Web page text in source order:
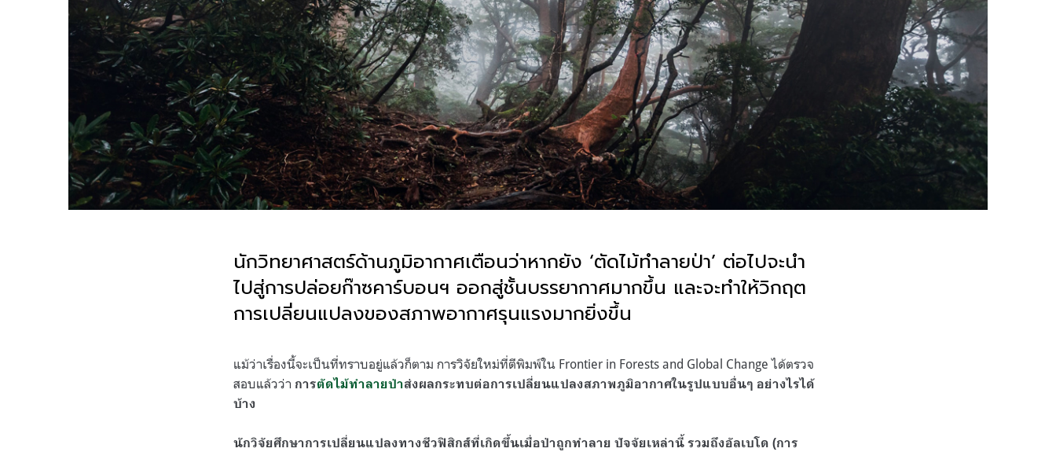
นักวิทยาศาสตร์ด้านภูมิอากาศเตือนว่าหากยัง ‘ตัดไม้ทำลายป่า’ ต่อไปจะนำ
ไปสู่การปล่อยก๊าซคาร์บอนฯ ออกสู่ชั้นบรรยากาศมากขึ้น และจะทำให้วิกฤต
การเปลี่ยนแปลงของสภาพอากาศรุนแรงมากยิ่งขึ้น
แม้ว่าเรื่องนี้จะเป็นที่ทราบอยู่แล้วก็ตาม การวิจัยใหม่ที่ตีพิมพ์ใน Frontier in Forests and Global Change ได้ตรวจ
สอบแล้วว่า การตัดไม้ทำลายป่าส่งผลกระทบต่อการเปลี่ยนแปลงสภาพภูมิอากาศในรูปแบบอื่นๆ อย่างไรได้
บ้าง
นักวิจัยศึกษาการเปลี่ยนแปลงทางชีวฟิสิกส์ที่เกิดขึ้นเมื่อป่าถูกทำลาย ปัจจัยเหล่านี้ รวมถึงอัลเบโด (การ